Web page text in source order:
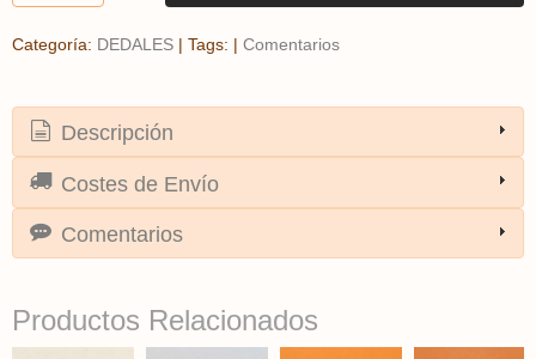
Categoría: DEDALES | Tags: | Comentarios
Descripción
Costes de Envío
Comentarios
Productos Relacionados